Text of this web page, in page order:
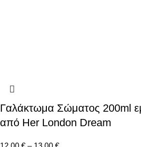
Γαλάκτωμα Σώματος 200ml
από Her London Dream